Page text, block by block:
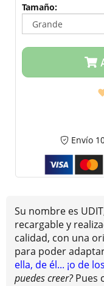
Tamaño:
Envío
Su nombre es
recargable y
calidad, con una
para poder
ella, de él... ¡o de
puedes creer?Pues